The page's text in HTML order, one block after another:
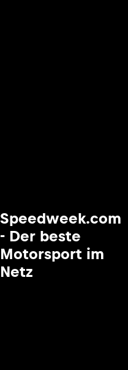
Speedweek.com
- Der beste
Motorsport im
Netz